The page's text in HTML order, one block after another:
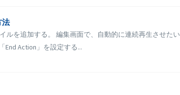
法
ルを追加する。 編集画面で、自動的に連続再生させ
End Action」を設定する...